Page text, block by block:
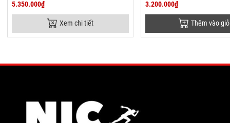
5.350.000₫
Xem chi tiết
3.200.000₫
Thêm vào giỏ